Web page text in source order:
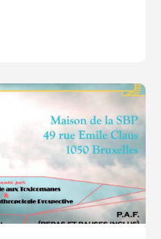
addictions. » Colloque